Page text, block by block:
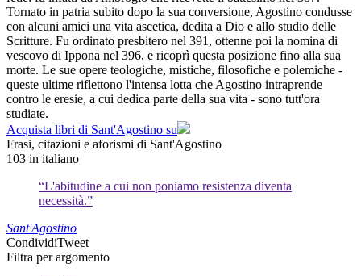
Tornato in patria subito dopo la sua conversione, Agostino condusse
con alcuni amici una vita ascetica, dedita a Dio e allo studio delle
Scritture. Fu ordinato presbitero nel 391, ottenne poi la nomina di
vescovo di Ippona nel 396, e ricoprì questa posizione fino alla sua
morte. Le sue opere teologiche, mistiche, filosofiche e polemiche -
queste ultime riflettono l'intensa lotta che Agostino intraprende
contro le eresie, a cui dedica parte della sua vita - sono tutt'ora
studiate.
Acquista libri di Sant'Agostino su
Frasi, citazioni e aforismi di Sant'Agostino
103 in italiano
“L'abitudine a cui non poniamo resistenza diventa
necessità.”
Sant'Agostino
CondividiTweet
Filtra per argomento